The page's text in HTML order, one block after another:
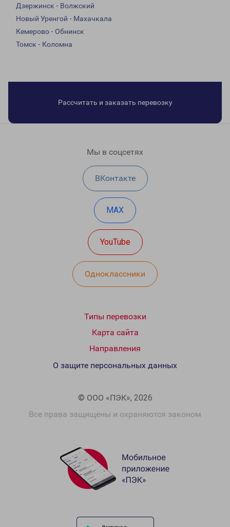
Дзержинск - Волжский
Новый Уренгой - Махачкала
Кемерово - Обнинск
Томск - Коломна
Рассчитать и заказать перевозку
Мы в соцсетях
ВКонтакте
MAX
YouTube
Одноклассники
Типы перевозки
Карта сайта
Направления
© ООО «ПЭК», 2026
Все права защищены и охраняются законом
О защите персональных данных